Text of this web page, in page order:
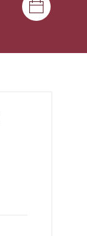
Séances